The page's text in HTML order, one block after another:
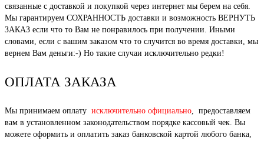
связанные с доставкой и покупкой через интернет мы берем на себя.
Мы гарантируем СОХРАННОСТЬ доставки и возможность ВЕРНУТЬ
ЗАКАЗ если что то Вам не понравилось при получении. Иными
словами, если с вашим заказом что то случится во время доставки, мы
вернем Вам деньги:-) Но такие случаи исключительно редки!
ОПЛАТА ЗАКАЗА
Мы принимаем оплату исключительно официально, предоставляем
вам в установленном законодательством порядке кассовый чек. Вы
можете оформить и оплатить заказ банковской картой любого банка,